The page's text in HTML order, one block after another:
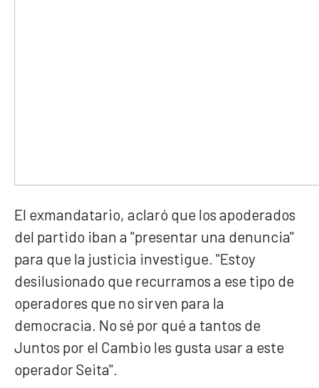
El exmandatario, aclaró que los apoderados
del partido iban a "presentar una denuncia"
para que la justicia investigue. "Estoy
desilusionado que recurramos a ese tipo de
operadores que no sirven para la
democracia. No sé por qué a tantos de
Juntos por el Cambio les gusta usar a este
operador Seita".